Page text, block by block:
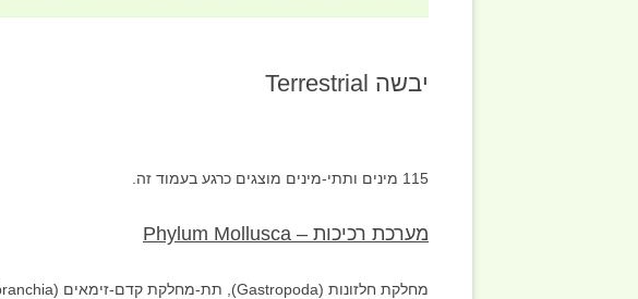
MOLLUSCS
מים מליחים BRACKISH WATER זוטעקרביים PSEUDOSCORPIONS
אקריות ACARI
שטח, חברים ואחרים FIELD TRIPS,
יבשה Terrestrial
115 מינים ותתי-מינים מוצגים כרגע בעמוד זה.
מערכת רכיכות – Phylum Mollusca
מחלקת חלזונות (Gastropoda), תת-מחלקת קדם-זימאים (Prosobranchia)